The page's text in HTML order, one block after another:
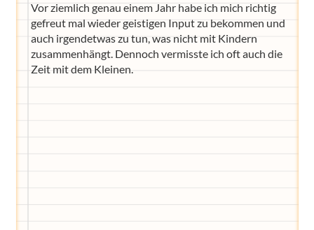
Vor ziemlich genau einem Jahr habe ich mich richtig
gefreut mal wieder geistigen Input zu bekommen und
auch irgendetwas zu tun, was nicht mit Kindern
zusammenhängt. Dennoch vermisste ich oft auch die
Zeit mit dem Kleinen.